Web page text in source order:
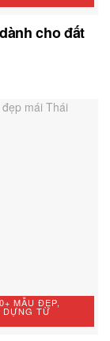
cho đất
MẪU ĐẸP,
DỰNG TỪ